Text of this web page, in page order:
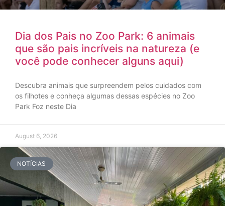
Dia dos Pais no Zoo Park: 6 animais
que são pais incríveis na natureza (e
você pode conhecer alguns aqui)
Descubra animais que surpreendem pelos cuidados com
os filhotes e conheça algumas dessas espécies no Zoo
Park Foz neste Dia
August 6, 2026
NOTÍCIAS